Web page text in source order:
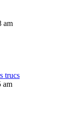
am
trucs
am